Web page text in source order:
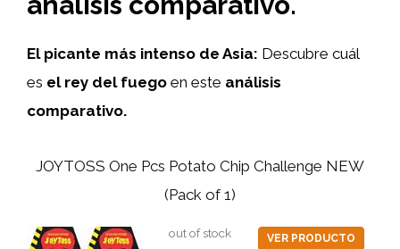
El picante más intenso de Asia: Descubre cuál
es el rey del fuego en este análisis
comparativo.
JOYTOSS One Pcs Potato Chip Challenge NEW
(Pack of 1)
out of stock VER PRODUCTO